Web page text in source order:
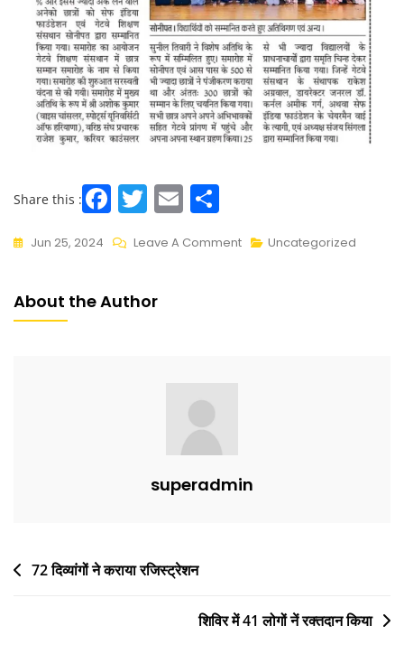
Share this : F
a
c
b
T
itt
E
ai ar
Jun 25, 2024 Leave A Comment Uncategorized
About the Author
superadmin
72 दिव्यांगों ने कराया रजिस्ट्रेशन
शिविर में 41 लोगों नें रक्तदान किया